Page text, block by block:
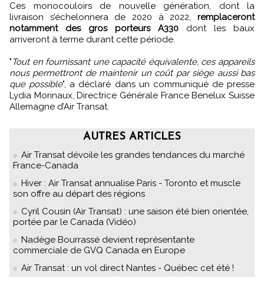
Ces monocouloirs de nouvelle génération, dont la
livraison s’échelonnera de 2020 à 2022, remplaceront
notamment des gros porteurs A330 dont les baux
arriveront à terme durant cette période.
"Tout en fournissant une capacité équivalente, ces appareils
nous permettront de maintenir un coût par siège aussi bas
que possible", a déclaré dans un communiqué de presse
Lydia Morinaux, Directrice Générale France Benelux Suisse
Allemagne d’Air Transat.
AUTRES ARTICLES
Air Transat dévoile les grandes tendances du marché
France-Canada
Hiver : Air Transat annualise Paris - Toronto et muscle
son offre au départ des régions
Cyril Cousin (Air Transat) : une saison été bien orientée,
portée par le Canada (Vidéo)
Nadège Bourrassé devient représentante
commerciale de GVQ Canada en Europe
Air Transat : un vol direct Nantes - Québec cet été !